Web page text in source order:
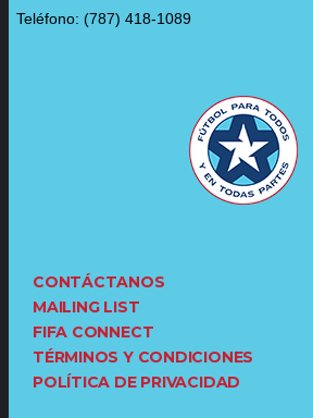
Teléfono: (787) 418-1089
CONTÁCTANOS
MAILING LIST
FIFA CONNECT
TÉRMINOS Y CONDICIONES
POLÍTICA DE PRIVACIDAD